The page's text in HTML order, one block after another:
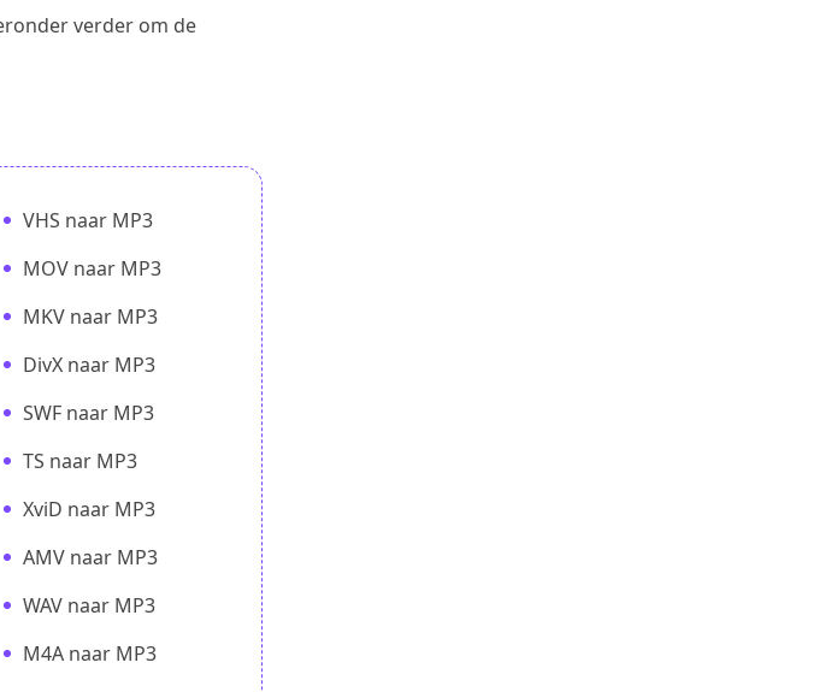
verder om de
VHS naar MP3
MOV naar MP3
MKV naar MP3
DivX naar MP3
SWF naar MP3
TS naar MP3
XviD naar MP3
AMV naar MP3
WAV naar MP3
M4A naar MP3